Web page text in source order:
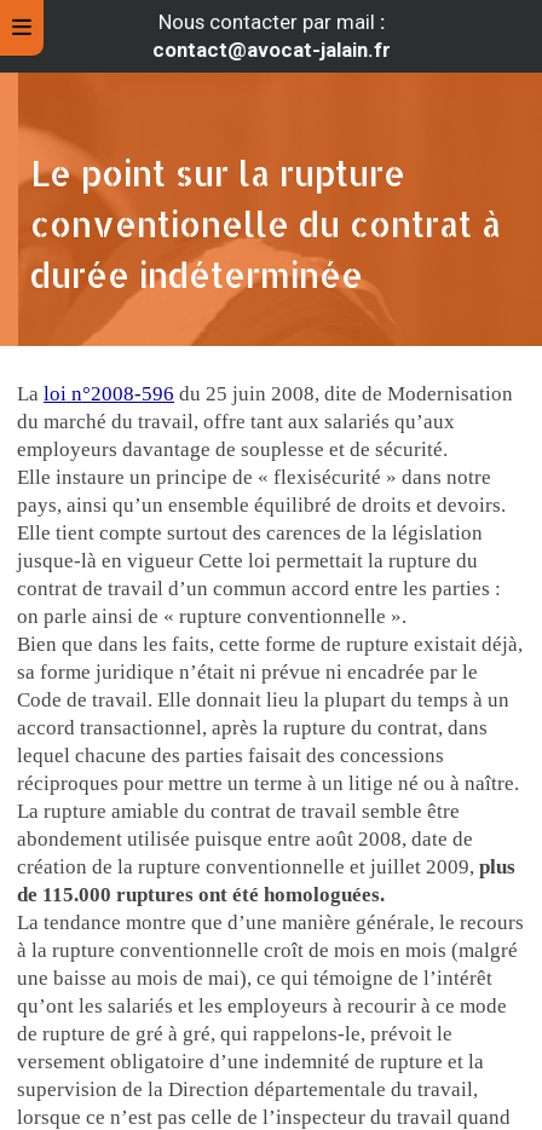
Nous contacter par mail :
contact@avocat-jalain.fr
Le point sur la rupture
conventionelle du contrat à
durée indéterminée
La loi n°2008-596 du 25 juin 2008, dite de Modernisation
du marché du travail, offre tant aux salariés qu’aux
employeurs davantage de souplesse et de sécurité.
Elle instaure un principe de « flexisécurité » dans notre
pays, ainsi qu’un ensemble équilibré de droits et devoirs.
Elle tient compte surtout des carences de la législation
jusque-là en vigueur Cette loi permettait la rupture du
contrat de travail d’un commun accord entre les parties :
on parle ainsi de « rupture conventionnelle ».
Bien que dans les faits, cette forme de rupture existait déjà,
sa forme juridique n’était ni prévue ni encadrée par le
Code de travail. Elle donnait lieu la plupart du temps à un
accord transactionnel, après la rupture du contrat, dans
lequel chacune des parties faisait des concessions
réciproques pour mettre un terme à un litige né ou à naître.
La rupture amiable du contrat de travail semble être
abondement utilisée puisque entre août 2008, date de
création de la rupture conventionnelle et juillet 2009, plus
de 115.000 ruptures ont été homologuées.
La tendance montre que d’une manière générale, le recours
à la rupture conventionnelle croît de mois en mois (malgré
une baisse au mois de mai), ce qui témoigne de l’intérêt
qu’ont les salariés et les employeurs à recourir à ce mode
de rupture de gré à gré, qui rappelons-le, prévoit le
versement obligatoire d’une indemnité de rupture et la
supervision de la Direction départementale du travail,
lorsque ce n’est pas celle de l’inspecteur du travail quand